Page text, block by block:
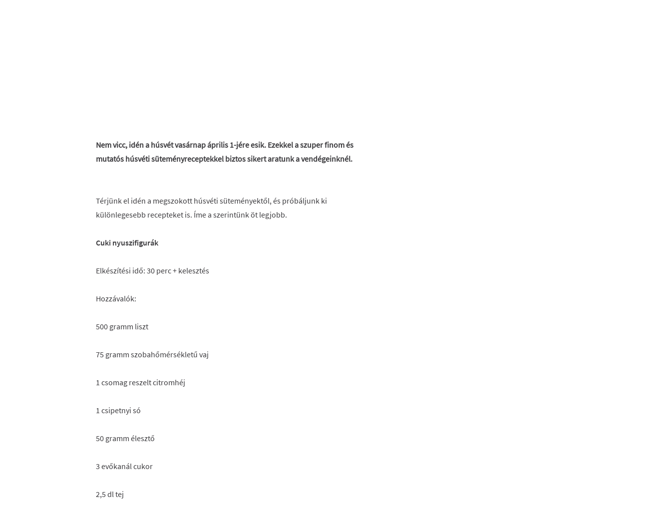
Nem vicc, idén a húsvét vasárnap április 1-jére esik. Ezekkel a szuper finom és
mutatós húsvéti süteményreceptekkel biztos sikert aratunk a vendégeinknél.
Térjünk el idén a megszokott húsvéti süteményektől, és próbáljunk ki
különlegesebb recepteket is. Íme a szerintünk öt legjobb.
Cuki nyuszifigurák
Elkészítési idő: 30 perc + kelesztés
Hozzávalók:
500 gramm liszt
75 gramm szobahőmérsékletű vaj
1 csomag reszelt citromhéj
1 csipetnyi só
50 gramm élesztő
3 evőkanál cukor
2,5 dl tej